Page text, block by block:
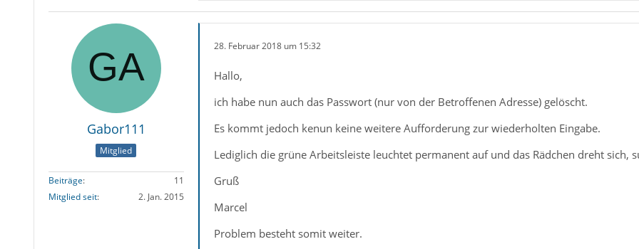
Gabor111
Mitglied
Beiträge
11
Mitglied seit
2. Jan. 2015
28. Februar 2018 um 15:32
Hallo,
ich habe nun auch das Passwort (nur von der Betroffenen Adresse) gelöscht.
Es kommt jedoch kenun keine weitere Aufforderung zur wiederholten Eingabe.
Lediglich die grüne Arbeitsleiste leuchtet permanent auf und das Rädchen dreht sich,
Gruß
Marcel
Problem besteht somit weiter.